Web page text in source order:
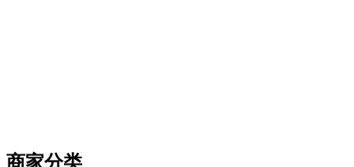
商家分类